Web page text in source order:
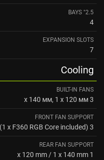
2.5" BAYS
4
EXPANSION SLOTS
7
Cooling
BUILT-IN FANS
3 x 140 мм, 1 x 120 мм
FRONT FAN SUPPORT
3 x 120 mm / 3 x 140 mm (1 x F360 RGB Core included)
REAR FAN SUPPORT
1 x 120 mm / 1 x 140 mm